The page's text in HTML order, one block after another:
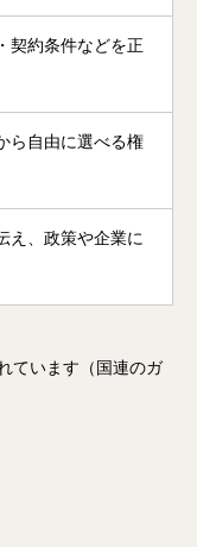
契約条件などを正
ら自由に選べる権
え、政策や企業に
ています（国連のガ